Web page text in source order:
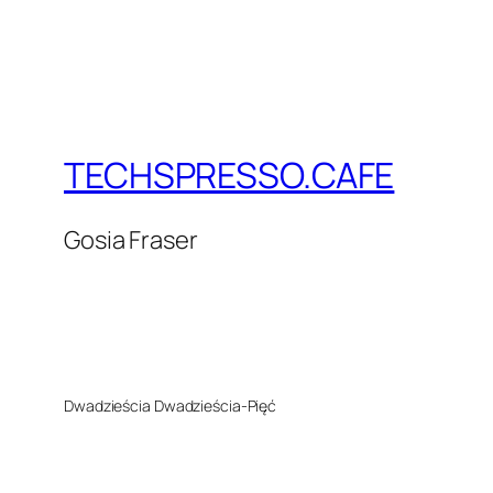
TECHSPRESSO.CAFE
Gosia Fraser
Dwadzieścia Dwadzieścia-Pięć